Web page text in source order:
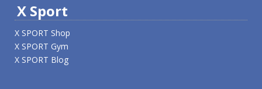
X Sport
X SPORT Shop
X SPORT Gym
X SPORT Blog